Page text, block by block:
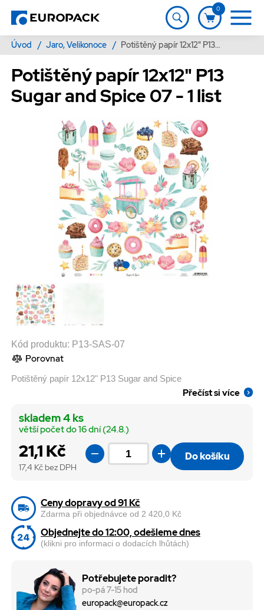
0
Úvod / Jaro, Velikonoce / Potištěný papír 12x12" P13 Sugar and Spice 07 - 1 list
Potištěný papír 12x12" P13
Sugar and Spice 07 - 1 list
Kód produktu: P13-SAS-07
Porovnat
Potištěný papír 12x12" P13 Sugar and Spice
Přečíst si více
21,1 Kč
17,4 Kč bez DPH
skladem 4 ks
větší počet do 16 dní (24.8.)
Do košíku
Ceny dopravy od 91 Kč
Zdarma při objednávce od 2 420,0 Kč
Objednejte do 12:00, odešleme dnes
(klikni pro informaci o dodacích lhůtách)
Potřebujete poradit?
po-pá 7-15 hod
europack@europack.cz